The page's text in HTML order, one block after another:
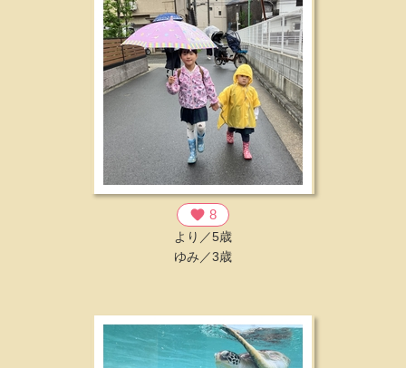
favorite 8
より／5歳
ゆみ／3歳